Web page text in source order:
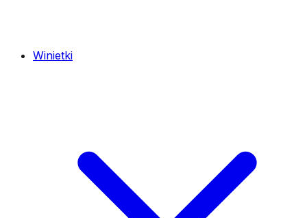
Winietki